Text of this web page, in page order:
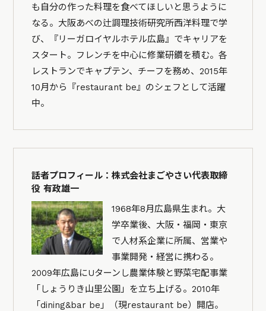
も自分の作った料理を食べてほしいと思うように
なる。大阪あべの辻調理技術研究所西洋料理で学
び、『リーガロイヤルホテル広島』でキャリアを
スタート。フレンチを中心に修業研鑽を積む。各
レストランでキャプテン、チーフを務め、2015年
10月から『restaurant be』のシェフとして活躍
中。
話者プロフィール：株式会社まごやさい代表取締
役 有政雄一
1968年8月広島県生まれ。大
学卒業後、大阪・福岡・東京
で人材系企業に所属、営業や
事業開発・経営に携わる。
2009年広島にUターンし農業体験と野菜宅配事業
「しょうりき山里公園」を立ち上げる。2010年
「dining&bar be」（現restaurant be）開店。